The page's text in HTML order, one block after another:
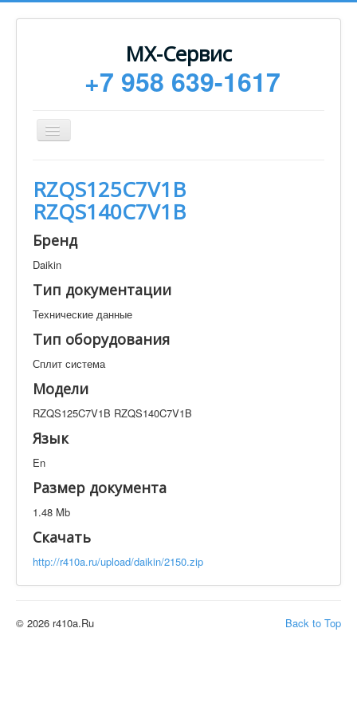
МХ-Сервис
+7 958 639-1617
Toggle
Navigation
Монтаж
Сервисное обслуживание
Техническая документация
Контакты
Техническая документация
RZQS125C7V1B RZQS140C7V1B
Искать
Производитель
Элементов на страницу
RZQS125C7V1B
RZQS140C7V1B
Бренд
Daikin
Тип документации
Технические данные
Тип оборудования
Сплит система
Модели
RZQS125C7V1B RZQS140C7V1B
Язык
En
Размер документа
1.48 Mb
Скачать
http://r410a.ru/upload/daikin/2150.zip
Back to Top
© 2026 r410a.Ru